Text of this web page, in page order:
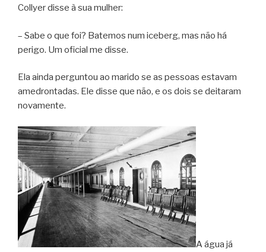
Collyer disse à sua mulher:
– Sabe o que foi? Batemos num iceberg, mas não há
perigo. Um oficial me disse.
Ela ainda perguntou ao marido se as pessoas estavam
amedrontadas. Ele disse que não, e os dois se deitaram
novamente.
A água já